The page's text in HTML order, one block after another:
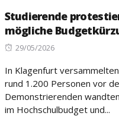
Studierende
mögliche
Posted
29/05/2026
In Klagenfurt
rund 1.200 Personen vor
Demonstrierenden
im Hochschulbudget und...